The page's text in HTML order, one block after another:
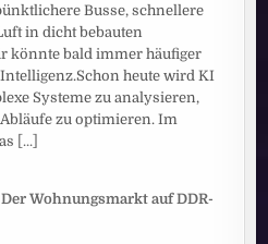
Busse, schnellere
in dicht bebauten
könnte bald immer häufiger
heute wird KI
Systeme zu analysieren,
zu optimieren. Im
[...]
Wohnungsmarkt auf DDR-